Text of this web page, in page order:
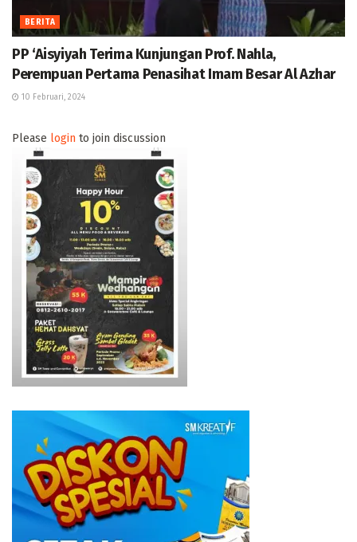
BERITA
PP ‘Aisyiyah Terima Kunjungan Prof. Nahla,
Perempuan Pertama Penasihat Imam Besar Al Azhar
10 Februari, 2024
Please login to join discussion